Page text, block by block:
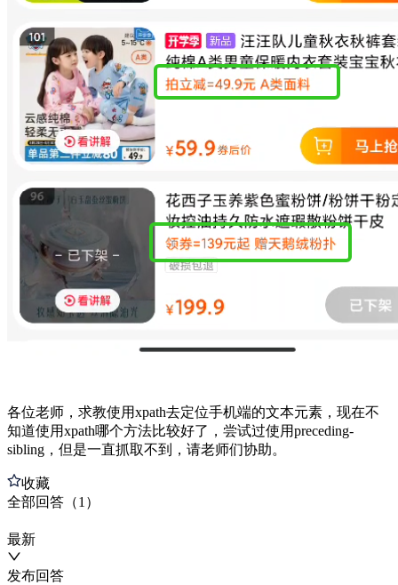
各位老师，求教使用xpath去定位手机端的文本元素，现在不
知道使用xpath哪个方法比较好了，尝试过使用preceding-
sibling，但是一直抓取不到，请老师们协助。
收藏
全部回答 （1 ）
最新
发布回答